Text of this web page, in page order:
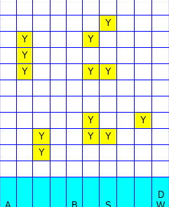
Y
Y Y
Y
Y Y Y
Y Y
Y Y Y
Y
D